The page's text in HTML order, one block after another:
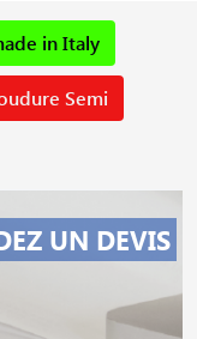
in Italy
Semi
UN DEVIS